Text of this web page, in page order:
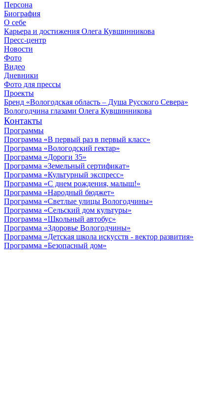
Персона
Биография
О себе
Карьера и достижения Олега Кувшинникова
Пресс-центр
Новости
Фото
Видео
Дневники
Фото для прессы
Проекты
Бренд «Вологодская область – Душа Русского Севера»
Вологодчина глазами Олега Кувшинникова
Контакты
Программы
Программа «В первый раз в первый класс»
Программа «Вологодский гектар»
Программа «Дороги 35»
Программа «Земельный сертификат»
Программа «Культурный экспресс»
Программа «С днем рождения, малыш!»
Программа «Народный бюджет»
Программа «Светлые улицы Вологодчины»
Программа «Сельский дом культуры»
Программа «Школьный автобус»
Программа «Здоровье Вологодчины»
Программа «Детская школа искусств - вектор развития»
Программа «Безопасный дом»